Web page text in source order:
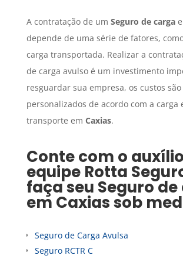
A contratação de um Seguro de carga
depende de uma série de fatores,
carga transportada. Realizar a
de carga avulso é um investimento
resguardar sua empresa, os custos são
personalizados de acordo com a carga
transporte em Caxias.
Conte com o
equipe Rotta
faça seu Seguro
em Caxiassob
Seguro de Carga Avulsa
Seguro RCTR C